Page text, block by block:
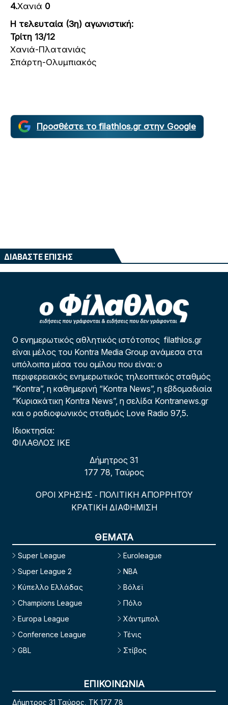
4.Χανιά 0
Η τελευταία (3η) αγωνιστική:
Τρίτη 13/12
Χανιά-Πλατανιάς
Σπάρτη-Ολυμπιακός
Προσθέστε το filathlos.gr στην Google
ΔΙΑΒΑΣΤΕ ΕΠΙΣΗΣ
Ο ενημερωτικός αθλητικός ιστότοπος filathlos.gr
είναι μέλος του Kontra Media Group ανάμεσα στα
υπόλοιπα μέσα του ομίλου που είναι: ο
περιφερειακός ενημερωτικός τηλεοπτικός σταθμός
“Kontra”, η καθημερινή “Kontra News”, η εβδομαδιαία
“Κυριακάτικη Kontra News”, η σελίδα Kontranews.gr
και ο ραδιοφωνικός σταθμός Love Radio 97,5.
Ιδιοκτησία:
ΦΙΛΑΘΛΟΣ ΙΚΕ
Δήμητρος 31
177 78, Ταύρος
ΟΡΟΙ ΧΡΗΣΗΣ - ΠΟΛΙΤΙΚΗ ΑΠΟΡΡΗΤΟΥ
ΚΡΑΤΙΚΗ ΔΙΑΦΗΜΙΣΗ
ΘΕΜΑΤΑ
Super League
Super League 2
Κύπελλο Ελλάδας
Champions League
Europa League
Conference League
GBL
Euroleague
NBA
Βόλεϊ
Πόλο
Χάντμπολ
Τένις
Στίβος
ΕΠΙΚΟΙΝΩΝΙΑ
Δήμητρος 31 Ταύρος, TK 177 78